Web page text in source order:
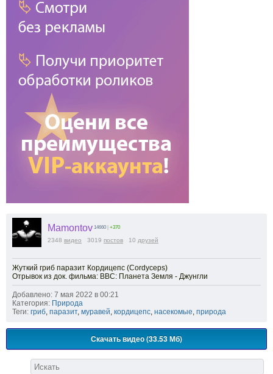
Mamontov 14660 +370
2348 видео 3019 постов 10 друзей
Жуткий гриб паразит Кордицепс (Cordyceps)
Отрывок из док. фильма: ВВС: Планета Земля - Джунгли
Добавлено: 7 мая 2022 в 00:21
Категория: Природа
Теги: гриб, паразит, муравей, кордицепс, насекомые, природа
Скачать видео (33.53 Мб)